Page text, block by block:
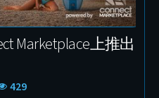
Marketplace 的
342